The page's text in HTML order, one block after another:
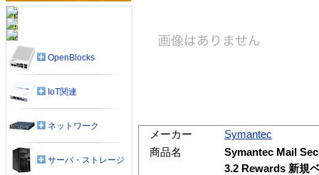
メーカー
Symantec
商品名
Symantec Mail
3.2 Rewards 新規
OpenBlocks
IoT関連
ネットワーク
サーバ・ストレージ